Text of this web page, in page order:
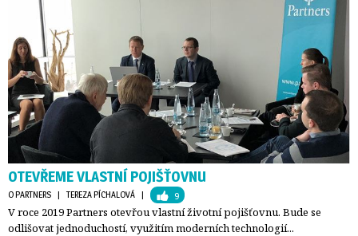
OTEVŘEME VLASTNÍ POJIŠŤOVNU
O PARTNERS | TEREZA PÍCHALOVÁ | 9
V roce 2019 Partners otevřou vlastní životní pojišťovnu. Bude se
odlišovat jednoduchostí, využitím moderních technologií...